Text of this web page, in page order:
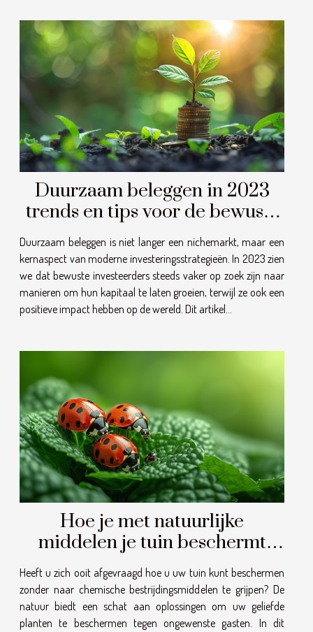
Duurzaam beleggen in 2023
trends en tips voor de bewuste
investeerder
Duurzaam beleggen is niet langer een nichemarkt, maar een
kernaspect van moderne investeringsstrategieën. In 2023 zien
we dat bewuste investeerders steeds vaker op zoek zijn naar
manieren om hun kapitaal te laten groeien, terwijl ze ook een
positieve impact hebben op de wereld. Dit artikel...
Hoe je met natuurlijke
middelen je tuin beschermt
tegen ongedierte
Heeft u zich ooit afgevraagd hoe u uw tuin kunt beschermen
zonder naar chemische bestrijdingsmiddelen te grijpen? De
natuur biedt een schat aan oplossingen om uw geliefde
planten te beschermen tegen ongewenste gasten. In dit